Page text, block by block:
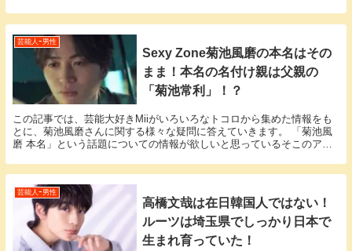
芸能人ｰ男性
Sexy Zone菊池風磨の本名はその
まま！本名の名付け親は父親の
「菊池常利」！？
この記事では、芸能大好きMiiがいろいろなトコロから集めた情報をも
とに、菊池風磨さんに関する様々な疑問に答えていきます。 「菊池風
磨 本名」という話題についての情報が欲しいと思っているそこのアナ
芸能人ｰ男性
高橋文哉は在日韓国人ではない！
ルーツは埼玉県でしっかり日本で
生まれ育っていた！